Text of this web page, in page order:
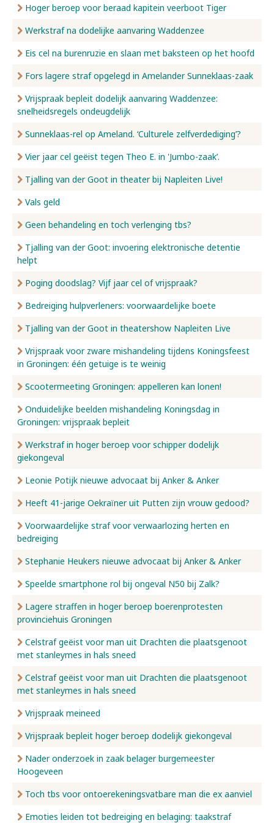
Hoger beroep voor beraad kapitein veerboot Tiger
Werkstraf na dodelijke aanvaring Waddenzee
Eis cel na burenruzie en slaan met baksteen op het hoofd
Fors lagere straf opgelegd in Amelander Sunneklaas-zaak
Vrijspraak bepleit dodelijk aanvaring Waddenzee:
snelheidsregels ondeugdelijk
Sunneklaas-rel op Ameland. ‘Culturele zelfverdediging’?
Vier jaar cel geëist tegen Theo E. in 'Jumbo-zaak’.
Tjalling van der Goot in theater bij Napleiten Live!
Vals geld
Geen behandeling en toch verlenging tbs?
Tjalling van der Goot: invoering elektronische detentie
helpt
Poging doodslag? Vijf jaar cel of vrijspraak?
Bedreiging hulpverleners: voorwaardelijke boete
Tjalling van der Goot in theatershow Napleiten Live
Vrijspraak voor zware mishandeling tijdens Koningsfeest
in Groningen: één getuige is te weinig
Scootermeeting Groningen: appelleren kan lonen!
Onduidelijke beelden mishandeling Koningsdag in
Groningen: vrijspraak bepleit
Werkstraf in hoger beroep voor schipper dodelijk
giekongeval
Leonie Potijk nieuwe advocaat bij Anker & Anker
Heeft 41-jarige Oekraïner uit Putten zijn vrouw gedood?
Voorwaardelijke straf voor verwaarlozing herten en
bedreiging
Stephanie Heukers nieuwe advocaat bij Anker & Anker
Speelde smartphone rol bij ongeval N50 bij Zalk?
Lagere straffen in hoger beroep boerenprotesten
provinciehuis Groningen
Celstraf geëist voor man uit Drachten die plaatsgenoot
met stanleymes in hals sneed
Celstraf geëist voor man uit Drachten die plaatsgenoot
met stanleymes in hals sneed
Vrijspraak meineed
Vrijspraak bepleit hoger beroep dodelijk giekongeval
Nader onderzoek in zaak belager burgemeester
Hoogeveen
Toch tbs voor ontoerekeningsvatbare man die ex aanviel
Emoties leiden tot bedreiging en belaging: taakstraf